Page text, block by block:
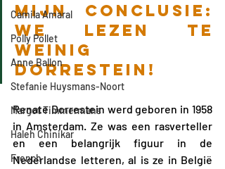
Camila Amaral
Polly Pollet
Anne Ballon
Stefanie Huysmans-Noort
Margot Timmermans
Haleh Chinikar
French
Mijn conclusie:
We lezen te
weinig
Dorrestein!
Renate Dorrestein werd geboren in 1958
in Amsterdam. Ze was een rasverteller
en een belangrijk figuur in de
Nederlandse letteren, al is ze in België